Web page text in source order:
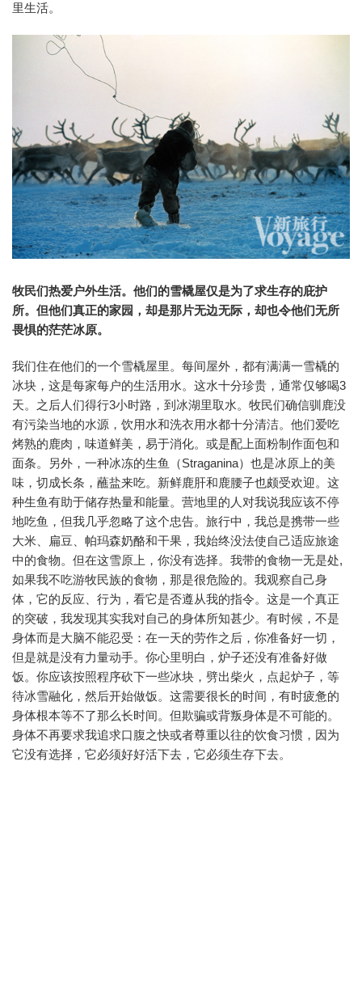
里生活。
牧民们热爱户外生活。他们的雪橇屋仅是为了求生存的庇护
所。但他们真正的家园，却是那片无边无际，却也令他们无所
畏惧的茫茫冰原。
我们住在他们的一个雪橇屋里。每间屋外，都有满满一雪橇的
冰块，这是每家每户的生活用水。这水十分珍贵，通常仅够喝3
天。之后人们得行3小时路，到冰湖里取水。牧民们确信驯鹿没
有污染当地的水源，饮用水和洗衣用水都十分清洁。他们爱吃
烤熟的鹿肉，味道鲜美，易于消化。或是配上面粉制作面包和
面条。另外，一种冰冻的生鱼（Straganina）也是冰原上的美
味，切成长条，蘸盐来吃。新鲜鹿肝和鹿腰子也颇受欢迎。这
种生鱼有助于储存热量和能量。营地里的人对我说我应该不停
地吃鱼，但我几乎忽略了这个忠告。旅行中，我总是携带一些
大米、扁豆、帕玛森奶酪和干果，我始终没法使自己适应旅途
中的食物。但在这雪原上，你没有选择。我带的食物一无是处,
如果我不吃游牧民族的食物，那是很危险的。我观察自己身
体，它的反应、行为，看它是否遵从我的指令。这是一个真正
的突破，我发现其实我对自己的身体所知甚少。有时候，不是
身体而是大脑不能忍受：在一天的劳作之后，你准备好一切，
但是就是没有力量动手。你心里明白，炉子还没有准备好做
饭。你应该按照程序砍下一些冰块，劈出柴火，点起炉子，等
待冰雪融化，然后开始做饭。这需要很长的时间，有时疲惫的
身体根本等不了那么长时间。但欺骗或背叛身体是不可能的。
身体不再要求我追求口腹之快或者尊重以往的饮食习惯，因为
它没有选择，它必须好好活下去，它必须生存下去。